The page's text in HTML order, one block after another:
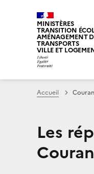
MINISTÈRES
TRANSITION
AMÉNAGEMENT
TRANSPORTS
VILLE ET
Accueil
Les